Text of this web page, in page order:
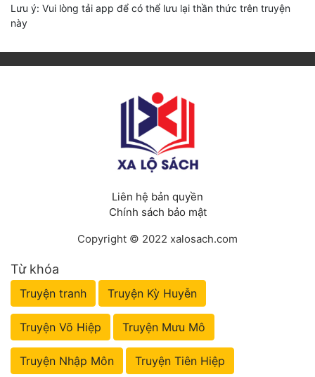
Lưu ý: Vui lòng tải app để có thể lưu lại thần thức trên truyện
này
Liên hệ bản quyền
Chính sách bảo mật
Copyright © 2022 xalosach.com
Từ khóa
Truyện tranh Truyện Kỳ Huyễn
Truyện Võ Hiệp Truyện Mưu Mô
Truyện Nhập Môn Truyện Tiên Hiệp